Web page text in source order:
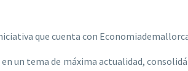
que cuenta con
un tema de máxima actualidad,